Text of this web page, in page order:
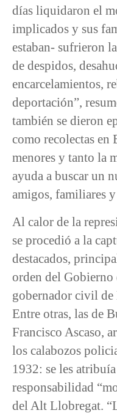
días liquidaron el
implicados y sus
estaban- sufrieron
de despidos,
encarcelamientos,
deportación”,
también se dieron
como recolectas en
menores y tanto la
ayuda a buscar un
amigos, familiares
Al calor de la
se procedió a la
destacados,
orden del Gobierno
gobernador civil de
Entre otras, las de
Francisco Ascaso,
los calabozos
1932: se les
responsabilidad
del Alt Llobregat.